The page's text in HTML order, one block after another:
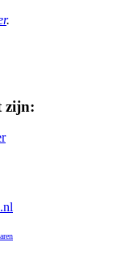
.
zijn: